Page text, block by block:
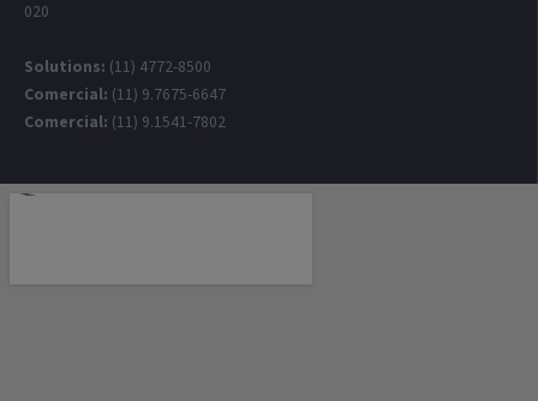
020
Solutions: (11) 4772-8500
Comercial: (11) 9.7675-6647
Comercial: (11) 9.1541-7802